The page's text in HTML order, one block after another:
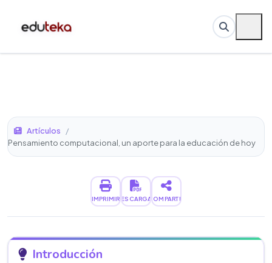
Artículos
/
Pensamiento computacional, un aporte para la educación de hoy
IMPRIMIRDESCARGARCOMPARTIR
Introducción